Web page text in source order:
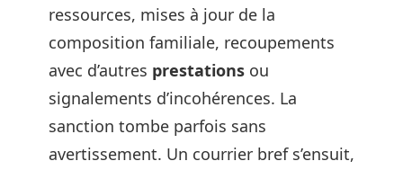
ressources, mises à jour de la
composition familiale, recoupements
avec d’autres prestations ou
signalements d’incohérences. La
sanction tombe parfois sans
avertissement. Un courrier bref s’ensuit,